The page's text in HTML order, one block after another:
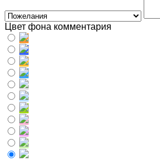
Цвет фона комментария